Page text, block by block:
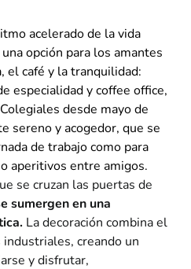
acelerado de la vida
opción para los amantes
el café y la tranquilidad:
especialidad y coffee office,
desde mayo de
sereno y acogedor, que se
de trabajo como para
aperitivos entre amigos.
se cruzan las puertas de
sumergen en una
La decoración combina el
creando un
y disfrutar,